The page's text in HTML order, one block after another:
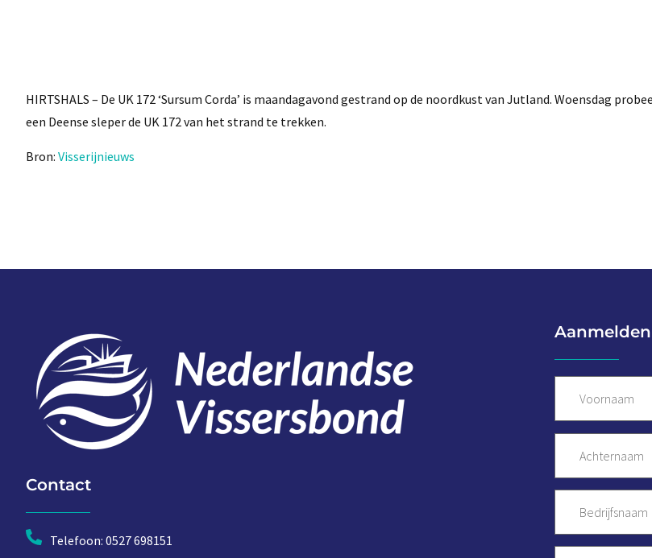
HIRTSHALS – De UK 172 ‘Sursum Corda’ is maandagavond gestrand op de noordkust van Jutland. Woensdag
een Deense sleper de UK 172 van het strand te trekken.
Bron: Visserijnieuws
Contact
Telefoon: 0527 698151